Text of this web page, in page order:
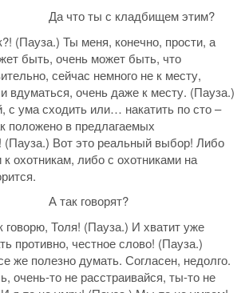
что ты с кладбищем этим?
Ты меня, конечно, прости, а
быть, очень может быть, что
сейчас немного не к месту,
вдуматься, очень даже к месту. (Пауза.)
с ума сходить или… накатить по сто –
положено в предлагаемых
(Пауза.) Вот это реальный выбор! Либо
охотникам, либо с охотниками на
так говорят?
Толя! (Пауза.) И хватит уже
противно, честное слово! (Пауза.)
же полезно думать. Согласен, недолго.
очень-то не расстраивайся, ты-то не